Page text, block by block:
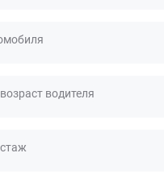
водителя